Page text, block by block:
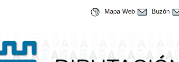
Mapa Web Buzón